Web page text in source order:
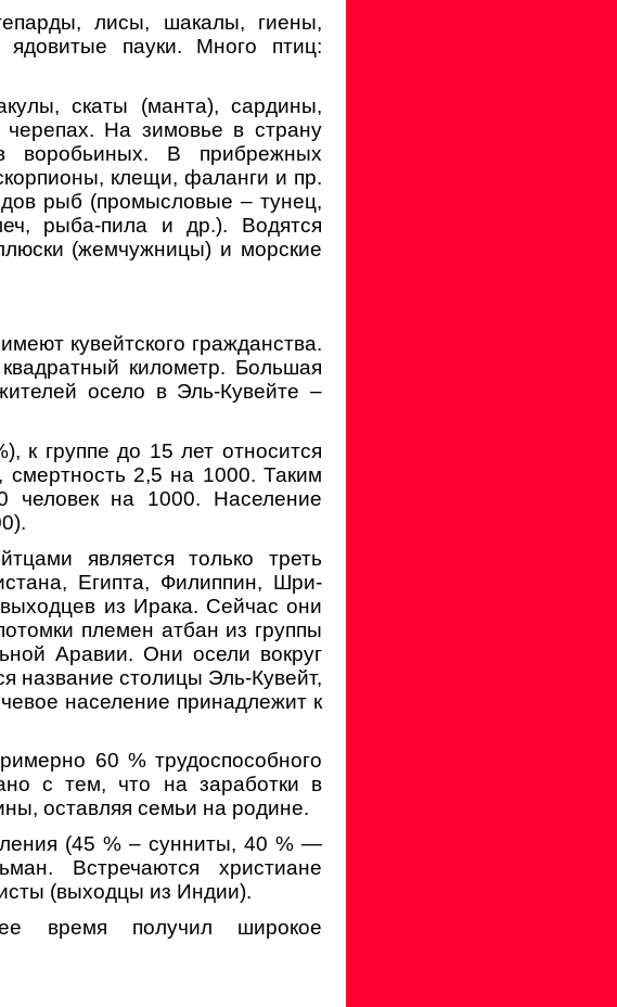
лисы, шакалы, гиены,
пауки. Много птиц:
скаты (манта), сардины,
черепах. На зимовье в страну
воробьиных. В прибрежных
клещи, фаланги и пр.
рыб (промысловые – тунец,
рыба-пила и др.). Водятся
(жемчужницы) и морские
кувейтского гражданства.
километр. Большая
осело в Эль-Кувейте –
к группе до 15 лет относится
2,5 на 1000. Таким
человек на 1000. Население
является только треть
Египта, Филиппин, Шри-
из Ирака. Сейчас они
племен атбан из группы
Аравии. Они осели вокруг
название столицы Эль-Кувейт,
население принадлежит к
60 % трудоспособного
с тем, что на заработки в
оставляя семьи на родине.
(45 % – сунниты, 40 % —
Встречаются христиане
(выходцы из Индии).
время получил широкое